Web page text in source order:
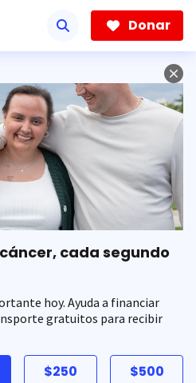
Donar
cada segundo
hoy. Ayuda a financiar
gratuitos para recibir
$250 $500